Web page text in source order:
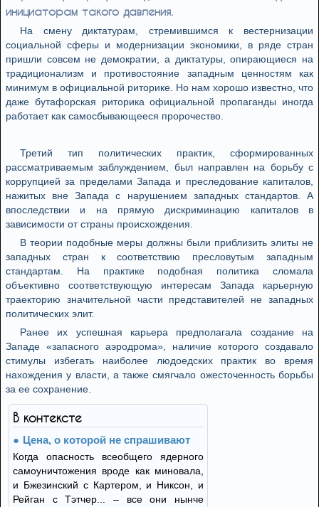
инициаторам такого давления.
На смену диктатурам, стремившимся к вестернизации
социальной сферы и модернизации экономики, в ряде стран
пришли совсем не демократии, а диктатуры, опирающиеся на
традиционализм и противостояние западным ценностям как
минимум в официальной риторике. Но нам хорошо известно, что
даже бутафорская риторика официальной пропаганды иногда
работает как самосбывающееся пророчество.
Третий тип политических практик, сформированных
рассматриваемым заблуждением, был направлен на борьбу с
коррупцией за пределами Запада и преследование капиталов,
нажитых вне Запада с нарушением западных стандартов. А
впоследствии и на прямую дискриминацию капиталов в
зависимости от страны происхождения.
В теории подобные меры должны были приблизить элиты не
западных стран к соответствию пресловутым западным
стандартам. На практике подобная политика сломала
объективно соответствующую интересам Запада карьерную
траекторию значительной части представителей не западных
политических элит.
Ранее их успешная карьера предполагала создание на
Западе «запасного аэродрома», наличие которого создавало
стимулы избегать наиболее людоедских практик во время
нахождения у власти, а также смягчало ожесточенность борьбы
за ее сохранение.
В контексте
Цена, о которой не спрашивают
Когда опасность всеобщего ядерного
самоуничтожения вроде как миновала,
и Бжезинский с Картером, и Никсон, и
Рейган с Тэтчер... – все они нынче